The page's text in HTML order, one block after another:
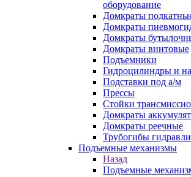
оборудование
Домкраты
Домкраты
Домкраты
Домкраты винтовые
Подъемники
Гидроцилиндры и
Подставки под а/м
Прессы
Стойки
Домкраты
Домкраты реечные
Трубогибы
Подъемные механизмы
Назад
Подъемные